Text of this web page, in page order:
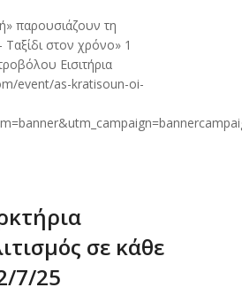
παρουσιάζουν τη
στον χρόνο» 1
Εισιτήρια
event/as-kratisoun-oi-
σε κάθε
7/25